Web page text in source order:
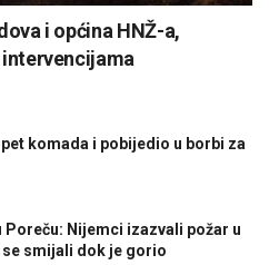
i općina HNŽ-a,
komada i pobijedio u borbi za
Poreču: Nijemci izazvali požar u
se smijali dok je gorio